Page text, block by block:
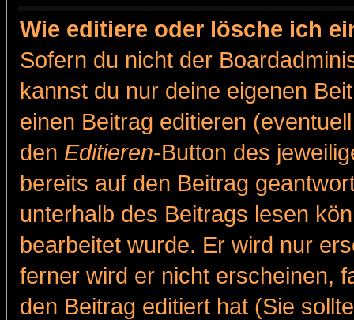
Wie editiere oder lösche ich
Sofern du nicht der
kannst du nur deine eigenen
einen Beitrag editieren
den Editieren-Button des
bereits auf den Beitrag
unterhalb des Beitrags lesen
bearbeitet wurde. Er wird nur
ferner wird er nicht erscheinen,
den Beitrag editiert hat (Sie